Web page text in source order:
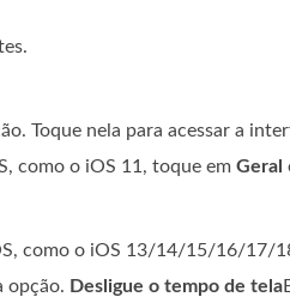
Toque nela para acessar a
como o iOS 11, toque em Geral
como o iOS 13/14/15/16/17/
opção. Desligue o tempo de tela